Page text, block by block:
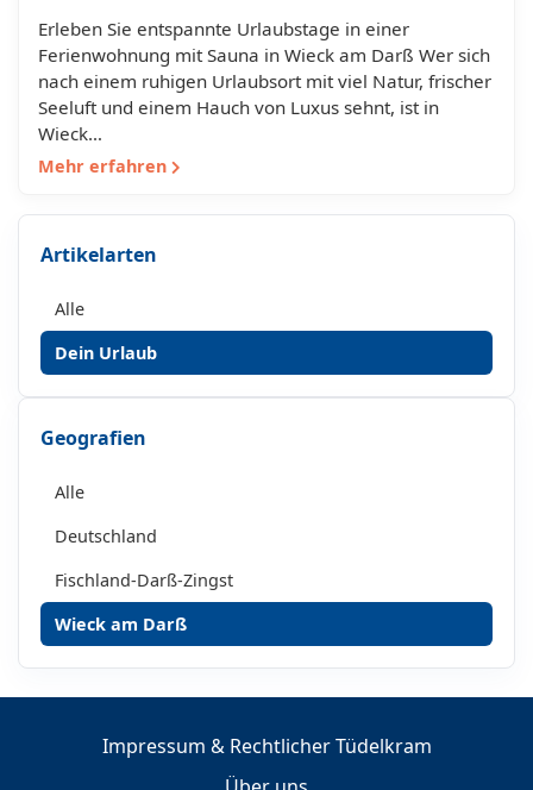
Erleben Sie entspannte Urlaubstage in einer
Ferienwohnung mit Sauna in Wieck am Darß Wer sich
nach einem ruhigen Urlaubsort mit viel Natur, frischer
Seeluft und einem Hauch von Luxus sehnt, ist in
Wieck…
Mehr erfahren
Artikelarten
Alle
Dein Urlaub
Geografien
Alle
Deutschland
Fischland-Darß-Zingst
Wieck am Darß
Impressum & Rechtlicher Tüdelkram